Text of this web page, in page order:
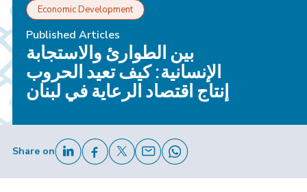
Economic Development
Published Articles
بين الطوارئ والاستجابة
الإنسانية: كيف تعيد الحروب
إنتاج اقتصاد الرعاية في لبنان
Share on